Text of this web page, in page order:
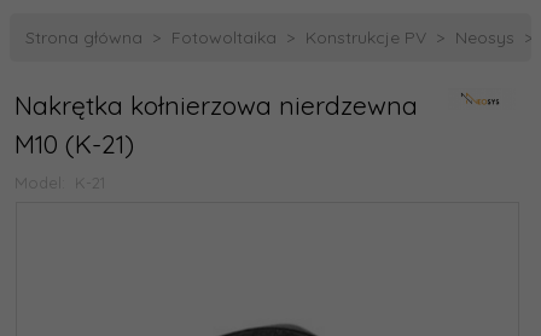
Strona główna Fotowoltaika Konstrukcje PV Neosys
Nakrętka kołnierzowa nierdzewna
M10 (K-21)
Model: K-21